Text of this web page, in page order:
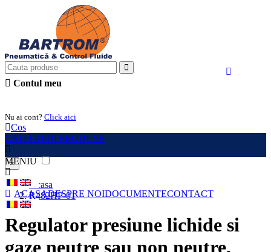
Contul meu
Nu ai cont? Click aici
Cos
CATEGORII PRODUSE
MENIU
ACASADESPRE NOIDOCUMENTECONTACT
×
Acasa
R482HP-01
Regulator presiune lichide si
gaze neutre sau non neutre,